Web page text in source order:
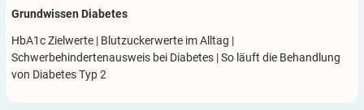
Grundwissen Diabetes
HbA1c Zielwerte | Blutzuckerwerte im Alltag |
Schwerbehindertenausweis bei Diabetes |So läuft die Behandlung
von Diabetes Typ 2